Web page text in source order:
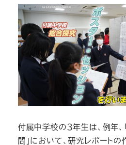
付属中学校の３年生は、例年
間」において、研究レポートの